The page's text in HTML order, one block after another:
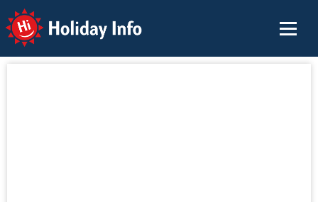
Holiday Info